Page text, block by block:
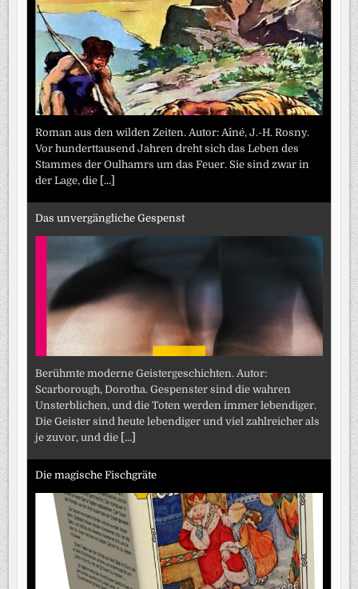
Roman aus den wilden Zeiten. Autor: Aîné, J.-H. Rosny.
Vor hunderttausend Jahren dreht sich das Leben des
Stammes der Oulhamrs um das Feuer. Sie sind zwar in
der Lage, die [...]
Das unvergängliche Gespenst
Berühmte moderne Geistergeschichten. Autor:
Scarborough, Dorotha. Gespenster sind die wahren
Unsterblichen, und die Toten werden immer lebendiger.
Die Geister sind heute lebendiger und viel zahlreicher als
je zuvor, und die [...]
Die magische Fischgräte